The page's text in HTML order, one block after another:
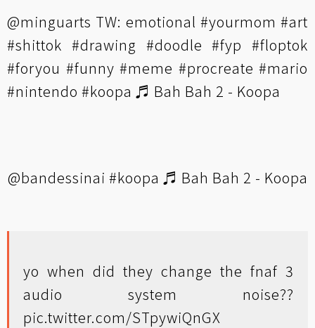
@minguarts TW: emotional #yourmom #art
#shittok #drawing #doodle #fyp #floptok
#foryou #funny #meme #procreate #mario
#nintendo #koopa ♬ Bah Bah 2 - Koopa
@bandessinai #koopa ♬ Bah Bah 2 - Koopa
yo when did they change the fnaf 3
audio system noise??
pic.twitter.com/STpywiQnGX